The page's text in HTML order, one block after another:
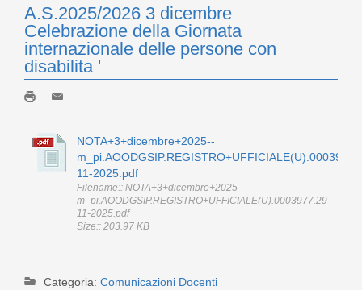
A.S.2025/2026 3 dicembre
Celebrazione della Giornata
internazionale delle persone con
disabilita '
NOTA+3+dicembre+2025--
11-2025.pdf
Filename:: NOTA+3+dicembre+2025--
m_pi.AOODGSIP.REGISTRO+UFFICIALE(U).0003977.29-
11-2025.pdf
Size:: 203.97 KB
Categoria: Comunicazioni Docenti